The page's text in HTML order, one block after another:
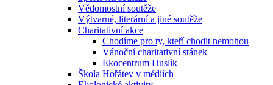
Vědomostní soutěže
Výtvarné, literární a jiné soutěže
Charitativní akce
Chodíme pro ty, kteří chodit nemohou
Vánoční charitativní stánek
Ekocentrum Huslík
Škola Hořátev v médiích